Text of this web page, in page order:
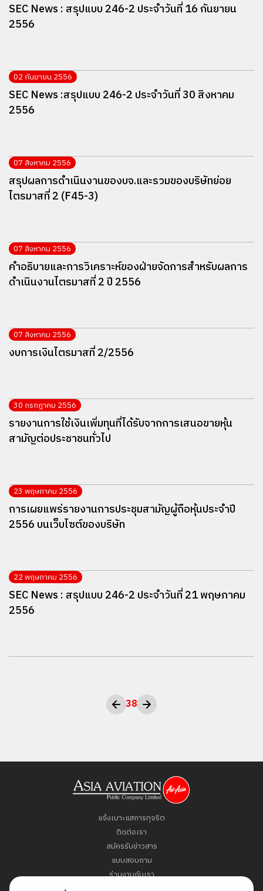
SEC News : สรุปแบบ 246-2 ประจำวันที่ 16 กันยายน
2556
02 กันยายน 2556
SEC News :สรุปแบบ 246-2 ประจำวันที่ 30 สิงหาคม
2556
07 สิงหาคม 2556
สรุปผลการดำเนินงานของบจ.และรวมของบริษัทย่อย
ไตรมาสที่ 2 (F45-3)
07 สิงหาคม 2556
คำอธิบายและการวิเคราะห์ของฝ่ายจัดการสำหรับผลการ
ดำเนินงานไตรมาสที่ 2 ปี 2556
07 สิงหาคม 2556
งบการเงินไตรมาสที่ 2/2556
30 กรกฎาคม 2556
รายงานการใช้เงินเพิ่มทุนที่ได้รับจากการเสนอขายหุ้น
สามัญต่อประชาชนทั่วไป
23 พฤษภาคม 2556
การเผยแพร่รายงานการประชุมสามัญผู้ถือหุ้นประจำปี
2556 บนเว็บไซต์ของบริษัท
22 พฤษภาคม 2556
SEC News : สรุปแบบ 246-2 ประจำวันที่ 21 พฤษภาคม
2556
38
แจ้งเบาะแสการทุจริต
ติดต่อเรา
สมัครรับข่าวสาร
แบบสอบถาม
ร่วมงานกับเรา